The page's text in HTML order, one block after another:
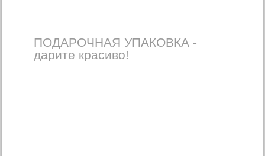
ПОДАРОЧНАЯ УПАКОВКА -
дарите красиво!